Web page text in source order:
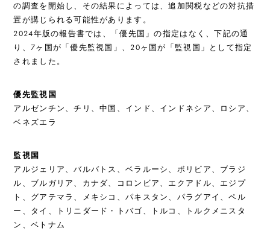
の調査を開始し、その結果によっては、追加関税などの対抗措
置が講じられる可能性があります。
2024年版の報告書では、「優先国」の指定はなく、下記の通
り、7ヶ国が「優先監視国」、20ヶ国が「監視国」として指定
されました。
優先監視国
アルゼンチン、チリ、中国、インド、インドネシア、ロシア、
ベネズエラ
監視国
アルジェリア、バルバトス、ベラルーシ、ボリビア、ブラジ
ル、ブルガリア、カナダ、コロンビア、エクアドル、エジプ
ト、グアテマラ、メキシコ、パキスタン、パラグアイ、ペル
ー、タイ、トリニダード・トバゴ、トルコ、トルクメニスタ
ン、ベトナム